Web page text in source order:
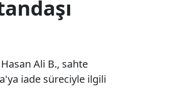
Ali B., sahte
iade süreciyle ilgili